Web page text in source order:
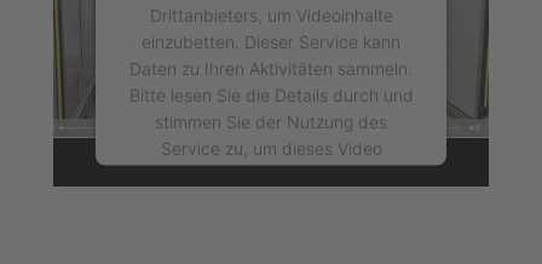
Drittanbieters, um Videoinhalte
einzubetten. Dieser Service kann
Daten zu Ihren Aktivitäten sammeln.
Bitte lesen Sie die Details durch und
stimmen Sie der Nutzung des
Service zu, um dieses Video